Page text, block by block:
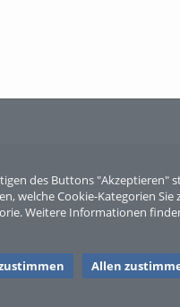
des Buttons "Akzeptieren"
welche Cookie-Kategorien Sie
Weitere Informationen
Allen